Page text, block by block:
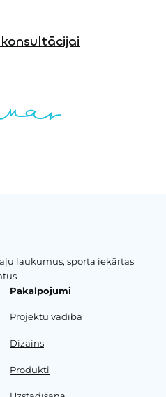
laukumus, sporta iekārtas
Pakalpojumi
Projektu vadība
Dizains
Produkti